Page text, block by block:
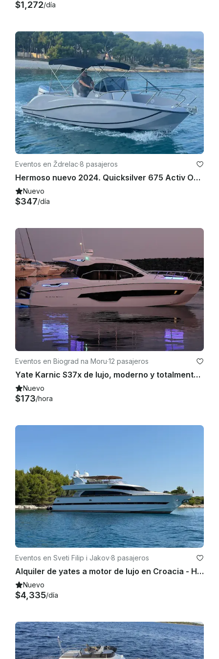
$1,272/día
Eventos en Ždrelac·8 pasajeros
Hermoso nuevo 2024. Quicksilver 675 Activ Open
Nuevo
$347/día
Eventos en Biograd na Moru·12 pasajeros
Yate Karnic S37x de lujo, moderno y totalmente equipado
Nuevo
$173/hora
Eventos en Sveti Filip i Jakov·8 pasajeros
Alquiler de yates a motor de lujo en Croacia - Horizon Elegance 82s
Nuevo
$4,335/día